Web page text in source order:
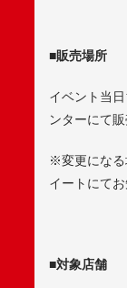
■販売場所
イベント当
ンターにて
※変更になる
イートにて
■対象店舗